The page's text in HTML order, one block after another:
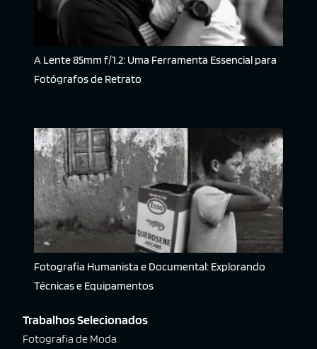
A Lente 85mm f/1.2: Uma Ferramenta Essencial para
Fotógrafos de Retrato
Fotografia Humanista e Documental: Explorando
Técnicas e Equipamentos
Trabalhos Selecionados
Fotografia de Moda